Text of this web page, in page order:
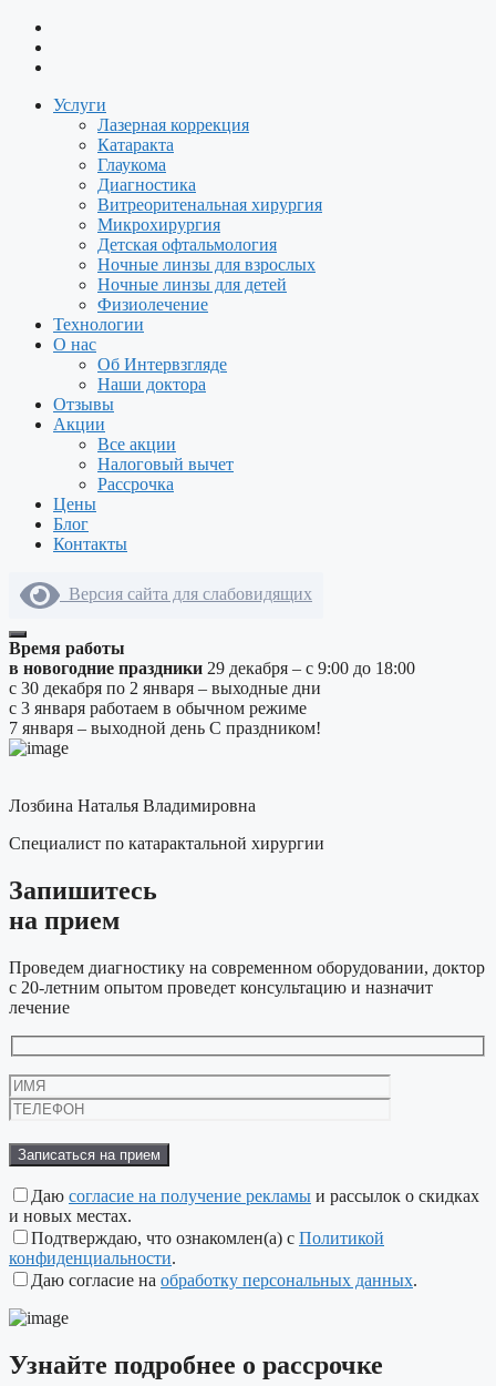
Услуги
Лазерная коррекция
Катаракта
Глаукома
Диагностика
Витреоритенальная хирургия
Микрохирургия
Детская офтальмология
Ночные линзы для взрослых
Ночные линзы для детей
Физиолечение
Технологии
О нас
Об Интервзгляде
Наши доктора
Отзывы
Акции
Все акции
Налоговый вычет
Рассрочка
Цены
Блог
Контакты
Версия сайта для слабовидящих
Время работы
в новогодние праздники 29 декабря – с 9:00 до 18:00
с 30 декабря по 2 января – выходные дни
с 3 января работаем в обычном режиме
7 января – выходной день С праздником!
Лозбина Наталья Владимировна
Специалист по катарактальной хирургии
Запишитесь
на прием
Проведем диагностику на современном оборудовании, доктор
с 20-летним опытом проведет консультацию и назначит
лечение
это
поле
пустым.
Даю согласие на получение рекламы и рассылок о скидках
и новых местах.
Подтверждаю, что ознакомлен(а) с Политикой
конфиденциальности.
Даю согласие на обработку персональных данных.
Узнайте подробнее о рассрочке